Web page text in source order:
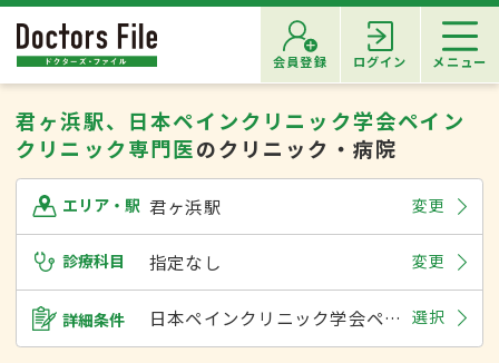
会員登録 ログイン メニュー
君ヶ浜駅、日本ペインクリニック学会ペイン
クリニック専門医のクリニック・病院
エリア・駅 君ヶ浜駅 変更
診療科目 指定なし 変更
詳細条件 日本ペインクリニック学会ペインクリニック専門医 選択